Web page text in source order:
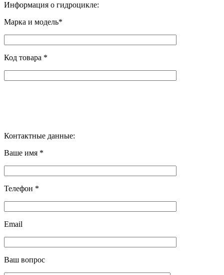
Информация о гидроцикле:
Марка и модель*
Код товара *
Контактные данные:
Ваше имя *
Телефон *
Email
Ваш вопрос